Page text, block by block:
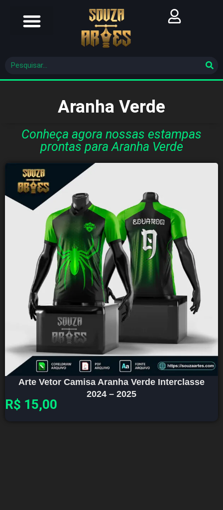
Aranha Verde
Conheça agora nossas estampas
prontas para Aranha Verde
Arte Vetor Camisa Aranha Verde Interclasse
2024 – 2025
R$ 15,00